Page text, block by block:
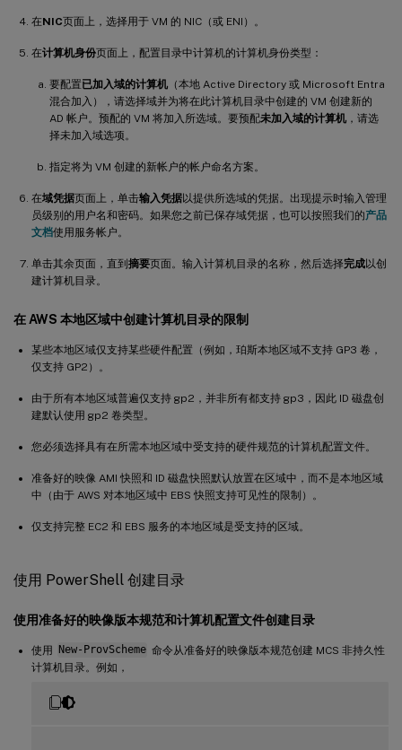
在NIC页面上，选择用于 VM 的 NIC（或 ENI）。
在计算机身份页面上，配置目录中计算机的计算机身份类型：
要配置已加入域的计算机 （本地 Active Directory 或 Microsoft Entra
混合加入），请选择域并为将在此计算机目录中创建的 VM 创建新的
AD 帐户。预配的 VM 将加入所选域。要预配未加入域的计算机 ，请选
择未加入域选项。
指定将为 VM 创建的新帐户的帐户命名方案。
在域凭据页面上，单击输入凭据以提供所选域的凭据。出现提示时输入管理
员级别的用户名和密码。如果您之前已保存域凭据，也可以按照我们的产品
文档使用服务帐户。
单击其余页面，直到摘要页面。输入计算机目录的名称，然后选择完成以创
建计算机目录。
在 AWS 本地区域中创建计算机目录的限制
某些本地区域仅支持某些硬件配置（例如，珀斯本地区域不支持 GP3 卷，
仅支持 GP2）。
由于所有本地区域普遍仅支持 gp2，并非所有都支持 gp3，因此 ID 磁盘创
建默认使用 gp2 卷类型。
您必须选择具有在所需本地区域中受支持的硬件规范的计算机配置文件。
准备好的映像 AMI 快照和 ID 磁盘快照默认放置在区域中，而不是本地区域
中（由于 AWS 对本地区域中 EBS 快照支持可见性的限制）。
仅支持完整 EC2 和 EBS 服务的本地区域是受支持的区域。
使用 PowerShell 创建目录
使用准备好的映像版本规范和计算机配置文件创建目录
使用 New-ProvScheme 命令从准备好的映像版本规范创建 MCS 非持久性
计算机目录。例如，